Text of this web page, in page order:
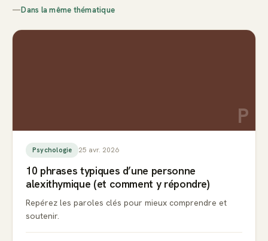
—Dans la même thématique
P
Psychologie 25 avr. 2026
10 phrases typiques d’une personne
alexithymique (et comment y répondre)
Repérez les paroles clés pour mieux comprendre et
soutenir.